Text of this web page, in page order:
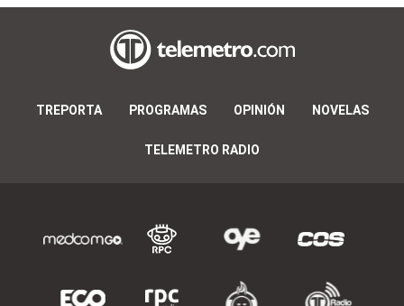
TREPORTA PROGRAMAS OPINIÓN NOVELAS
TELEMETRO RADIO